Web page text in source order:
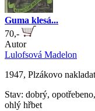
Guma klesá...
70,-
Autor
Lulofsová Madelon
1947, Plzákovo
Stav: dobrý,
ohlý hřbet